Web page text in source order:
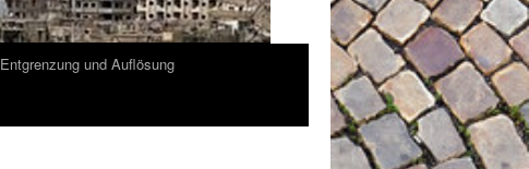
Entgrenzung und Auflösung